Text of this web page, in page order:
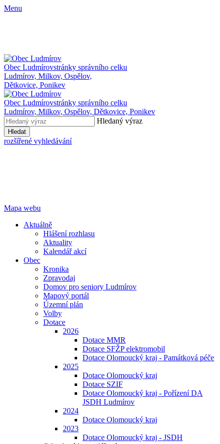
Menu
Obec Ludmírovstránky správního celku
Ludmírov, Milkov, Ospělov,
Dětkovice, Ponikev
Obec Ludmírovstránky správního celku
Ludmírov, Milkov, Ospělov, Dětkovice, Ponikev
Hledaný výraz
Hledat
rozšířené vyhledávání
Mapa webu
Aktuálně
Hlášení rozhlasu
Aktuality
Kalendář akcí
Obec
Kronika
Zpravodaj
Domov pro seniory Ludmírov
Mapový portál
Územní plán
Volby
Dotace
2026
Dotace MMR
Dotace SFŽP elektromobil
Dotace Olomoucký kraj - Památková péče
2025
Dotace Olomoucký kraj
Dotace SZIF
Dotace Olomoucký kraj - Pořízení DA
JSDH Ludmírov
2024
Dotace Olomoucký kraj
2023
Dotace Olomoucký kraj - JSDH